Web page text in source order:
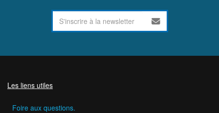
Les liens utiles
Foire aux questions.